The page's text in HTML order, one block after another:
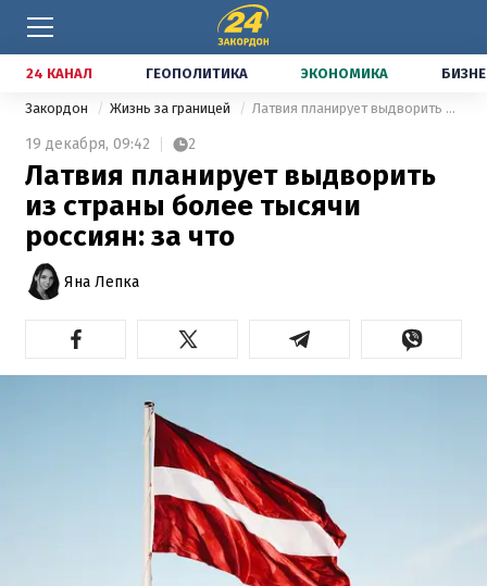
24 КАНАЛ ГЕОПОЛИТИКА ЭКОНОМИКА
Закордон Жизнь за границей Латвия планирует выдворить из страны более тысячи россиян: за что
19 декабря, 09:42 2
Латвия планирует выдворить
из страны более тысячи
россиян: за что
Яна Лепка